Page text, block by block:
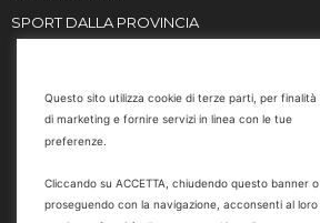
SPORT DALLA PROVINCIA
Email
marketing@battipaglia1929.it
carminegaldi@virgilio.it
Questo sito utilizza cookie di terze parti, per finalità
di marketing e fornire servizi in linea con le tue
preferenze.
Cliccando su ACCETTA, chiudendo questo banner o
proseguendo con la navigazione, acconsenti al loro